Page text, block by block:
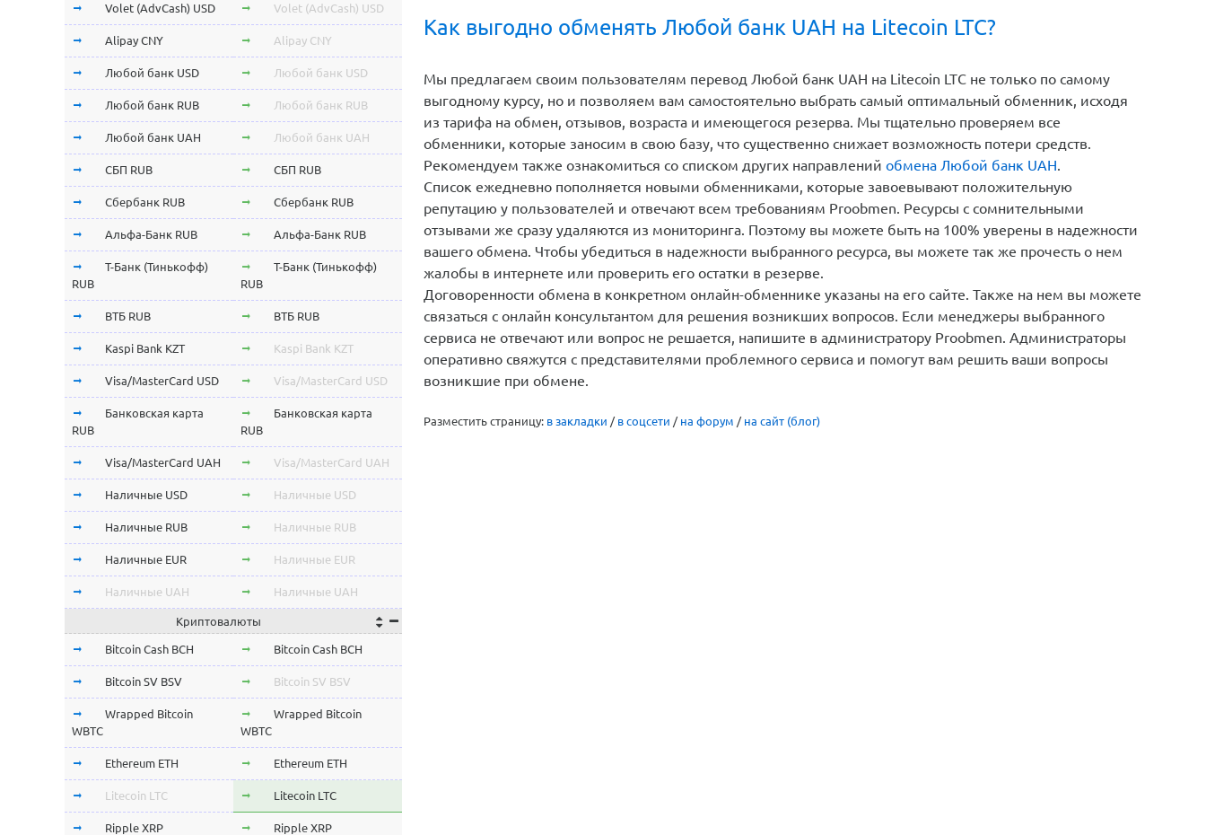
Как выгодно обменять Любой банк UAH на Litecoin LTC?
Мы предлагаем своим пользователям перевод Любой банк UAH на Litecoin LTC не только по самому
выгодному курсу, но и позволяем вам самостоятельно выбрать самый оптимальный обменник, исходя
из тарифа на обмен, отзывов, возраста и имеющегося резерва. Мы тщательно проверяем все
обменники, которые заносим в свою базу, что существенно снижает возможность потери средств.
Рекомендуем также ознакомиться со списком других направлений обмена Любой банк UAH.
Список ежедневно пополняется новыми обменниками, которые завоевывают положительную
репутацию у пользователей и отвечают всем требованиям Proobmen. Ресурсы с сомнительными
отзывами же сразу удаляются из мониторинга. Поэтому вы можете быть на 100% уверены в надежности
вашего обмена. Чтобы убедиться в надежности выбранного ресурса, вы можете так же прочесть о нем
жалобы в интернете или проверить его остатки в резерве.
Договоренности обмена в конкретном онлайн-обменнике указаны на его сайте. Также на нем вы можете
связаться с онлайн консультантом для решения возникших вопросов. Если менеджеры выбранного
сервиса не отвечают или вопрос не решается, напишите в администратору Proobmen. Администраторы
оперативно свяжутся с представителями проблемного сервиса и помогут вам решить ваши вопросы
возникшие при обмене.
Разместить страницу: в закладки / в соцсети / на форум / на сайт (блог)
Volet (AdvCash) USD Volet (AdvCash) USD
Alipay CNY Alipay CNY
Любой банк USD Любой банк USD
Любой банк RUB Любой банк RUB
Любой банк UAH Любой банк UAH
СБП RUB СБП RUB
Сбербанк RUB Сбербанк RUB
Альфа-Банк RUB Альфа-Банк RUB
Т-Банк (Тинькофф)
RUB
Т-Банк (Тинькофф)
RUB
ВТБ RUB ВТБ RUB
Kaspi Bank KZT Kaspi Bank KZT
Visa/MasterCard USD Visa/MasterCard USD
Банковская карта
RUB
Банковская карта
RUB
Visa/MasterCard UAH Visa/MasterCard UAH
Наличные USD Наличные USD
Наличные RUB Наличные RUB
Наличные EUR Наличные EUR
Наличные UAH Наличные UAH
Криптовалюты
Bitcoin Cash BCH Bitcoin Cash BCH
Bitcoin SV BSV Bitcoin SV BSV
Wrapped Bitcoin
WBTC
Wrapped Bitcoin
WBTC
Ethereum ETH Ethereum ETH
Litecoin LTC Litecoin LTC
Ripple XRP Ripple XRP